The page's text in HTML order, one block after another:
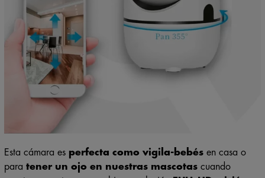
paratener un ojo en nuestras mascotascuando
nosotros no estamos, combina resoluciónFULL HD,visión